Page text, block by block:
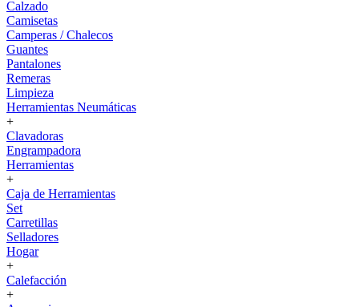
Calzado
Camisetas
Camperas / Chalecos
Guantes
Pantalones
Remeras
Limpieza
Herramientas Neumáticas
+
Clavadoras
Engrampadora
Herramientas
+
Caja de Herramientas
Set
Carretillas
Selladores
Hogar
+
Calefacción
+